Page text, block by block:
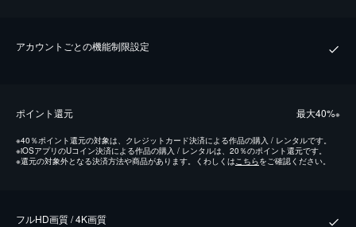
アカウントごとの機能制限設定
ポイント還元 最⼤40%※
※40％ポイント還元の対象は、クレジットカード決済による作品の購入 / レンタルです。
※iOSアプリのUコイン決済による作品の購入 / レンタルは、20％のポイント還元です。
※還元の対象外となる決済方法や商品があります。くわしくはこちらをご確認ください。
フルHD画質 / 4K画質